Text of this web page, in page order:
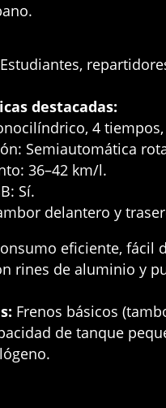
.
Estudiantes,
destacadas:
4 tiempos,
Semiautomática
36–42 km/l.
Sí.
delantero y
eficiente, fácil
rines de aluminio y
Frenos básicos
de tanque
.